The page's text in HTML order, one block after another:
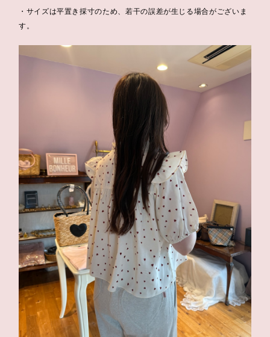
・サイズは平置き採寸のため、若干の誤差が生じる場合がございま
す。